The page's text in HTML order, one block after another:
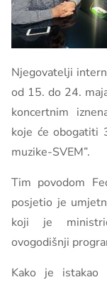
Njegovatelji
od 15. do 24.
koncertnim
koje će obogatiti
muzike-SVEM”.
Tim povodom
posjetio je
koji je
ovogodišnji
Kako je istakao